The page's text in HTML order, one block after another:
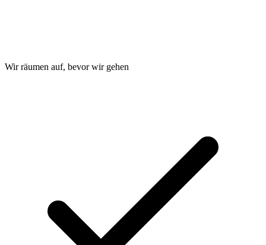
Wir räumen auf, bevor wir gehen